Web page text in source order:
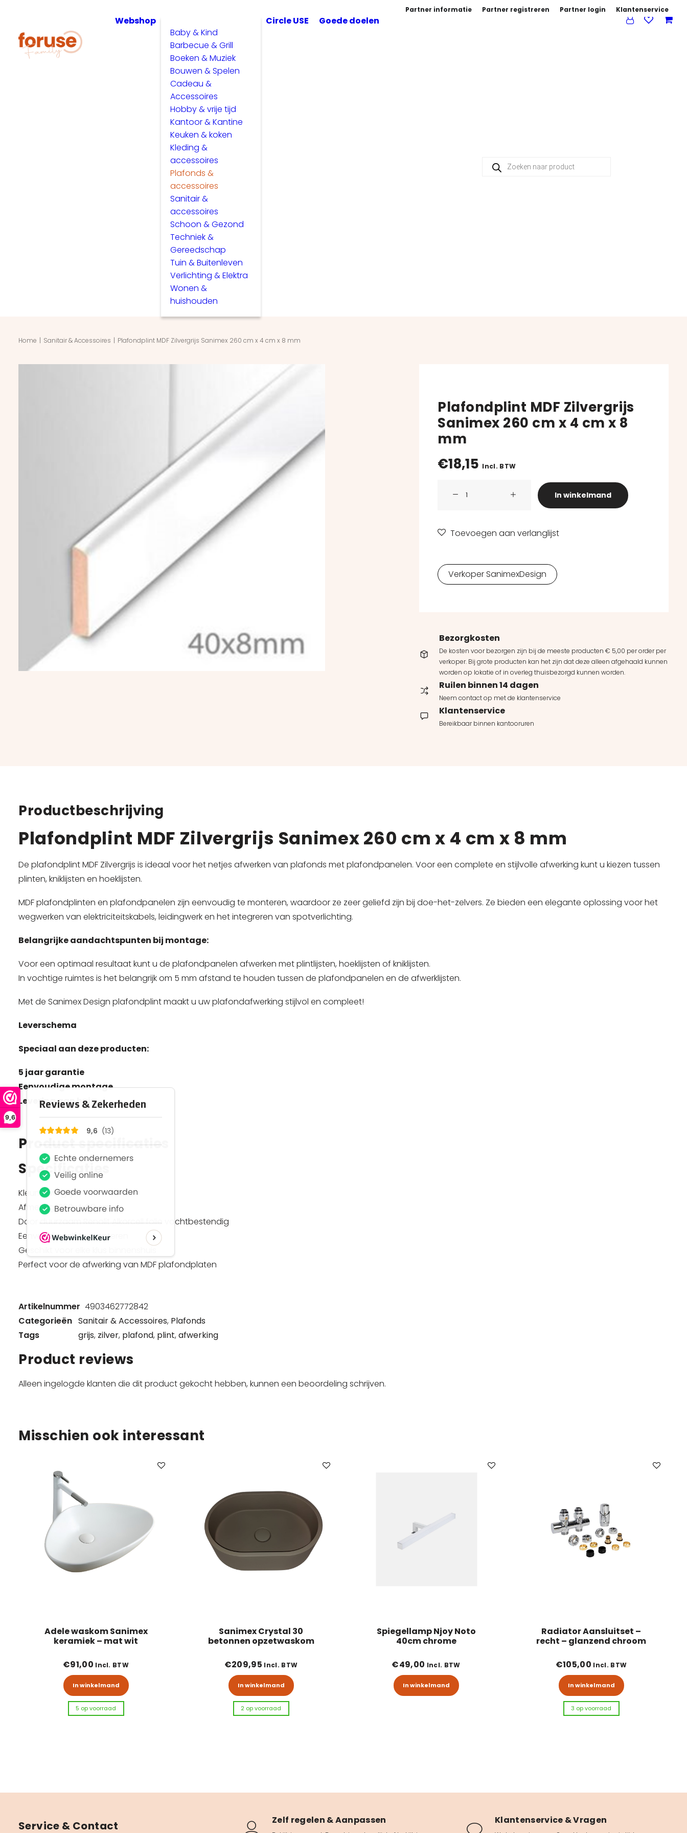
9,6
Partner informatie Partner registreren Partner login Klantenservice
Webshop
Baby & Kind
Barbecue & Grill
Boeken & Muziek
Bouwen & Spelen
Cadeau &
Accessoires
Hobby & vrije tijd
Kantoor & Kantine
Keuken & koken
Kleding &
accessoires
Plafonds &
accessoires
Sanitair &
accessoires
Schoon & Gezond
Techniek &
Gereedschap
Tuin & Buitenleven
Verlichting & Elektra
Wonen &
huishouden
Circle USE Goede doelen
Producten zoeken
Home Sanitair & Accessoires Plafondplint MDF Zilvergrijs Sanimex 260 cm x 4 cm x 8 mm
Plafondplint MDF Zilvergrijs
Sanimex 260 cm x 4 cm x 8
mm
€18,15 Incl. BTW
Plafondplint MDF Zilvergrijs Sanimex 260 cm x 4 cm x 8 mm
In winkelmand
Toevoegen aan verlanglijst
Verkoper SanimexDesign
Bezorgkosten
De kosten voor bezorgen zijn bij de meeste producten € 5,00 per order per
verkoper. Bij grote producten kan het zijn dat deze alleen afgehaald kunnen
worden op lokatie of in overleg thuisbezorgd kunnen worden.
Ruilen binnen 14 dagen
Neem contact op met de klantenservice
Klantenservice
Bereikbaar binnen kantooruren
Productbeschrijving
Plafondplint MDF Zilvergrijs Sanimex 260 cm x 4 cm x 8 mm
De plafondplint MDF Zilvergrijs is ideaal voor het netjes afwerken van plafonds met plafondpanelen. Voor een complete en stijlvolle afwerking kunt u kiezen tussen
plinten, kniklijsten en hoeklijsten.
MDF plafondplinten en plafondpanelen zijn eenvoudig te monteren, waardoor ze zeer geliefd zijn bij doe-het-zelvers. Ze bieden een elegante oplossing voor het
wegwerken van elektriciteitskabels, leidingwerk en het integreren van spotverlichting.
Belangrijke aandachtspunten bij montage:
Voor een optimaal resultaat kunt u de plafondpanelen afwerken met plintlijsten, hoeklijsten of kniklijsten.
In vochtige ruimtes is het belangrijk om 5 mm afstand te houden tussen de plafondpanelen en de afwerklijsten.
Met de Sanimex Design plafondplint maakt u uw plafondafwerking stijlvol en compleet!
Leverschema
Speciaal aan deze producten:
5 jaar garantie
Eenvoudige montage
Levering aan huis
Product specificaties
Specificaties
Kleur: Zilvergrijs
Afmeting: 260x4x08 cm
Door duurzaam Renolit Alkorcell folie vochtbestendig
Eenvoudig zelf te monteren
Geschikt voor elke klus binnenshuis
Perfect voor de afwerking van MDF plafondplaten
Artikelnummer 4903462772842
Categorieën Sanitair & Accessoires, Plafonds
Tags
grijs, zilver, plafond, plint, afwerking
Product reviews
Alleen ingelogde klanten die dit product gekocht hebben, kunnen een beoordeling schrijven.
Misschien ook interessant
Adele waskom Sanimex
keramiek – mat wit
€91,00 Incl. BTW
In winkelmand
5 op voorraad
Sanimex Crystal 30
betonnen opzetwaskom
€209,95 Incl. BTW
In winkelmand
2 op voorraad
Spiegellamp Njoy Noto
40cm chrome
€49,00 Incl. BTW
In winkelmand
Radiator Aansluitset –
recht – glanzend chroom
€105,00 Incl. BTW
In winkelmand
3 op voorraad
Service & Contact Zelf regelen & Aanpassen Klantenservice & Vragen